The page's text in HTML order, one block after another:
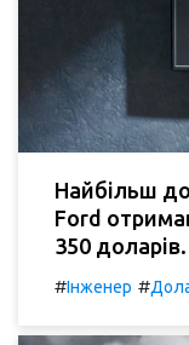
Найбільш
Ford
350 доларів.
#Інженер #